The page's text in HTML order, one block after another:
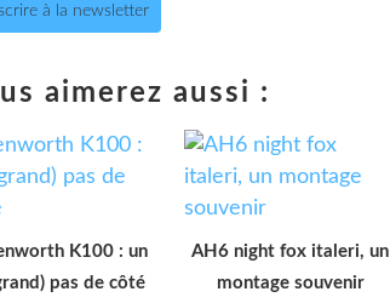
à la newsletter
aimerez aussi :
K100 : un
pas de côté
AH6 night fox italeri, un
montage souvenir